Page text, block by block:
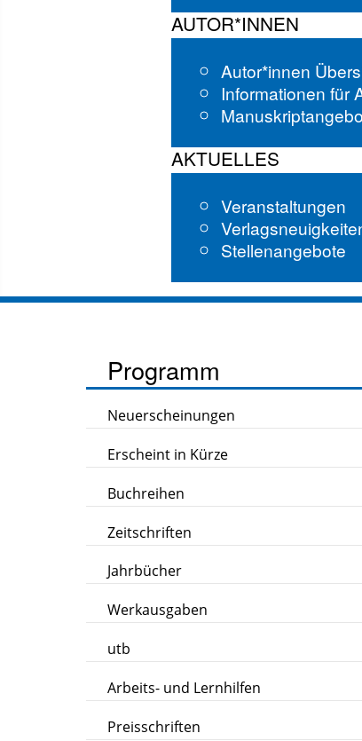
AUTOR*INNEN
Autor*innen
Informationen für
AKTUELLES
Veranstaltungen
Stellenangebote
Programm
Neuerscheinungen
Erscheint in Kürze
Buchreihen
Zeitschriften
Jahrbücher
Werkausgaben
utb
Arbeits- und Lernhilfen
Preisschriften